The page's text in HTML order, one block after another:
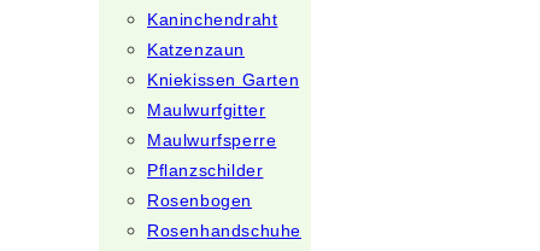
Kaninchendraht
Katzenzaun
Kniekissen Garten
Maulwurfgitter
Maulwurfsperre
Pflanzschilder
Rosenbogen
Rosenhandschuhe